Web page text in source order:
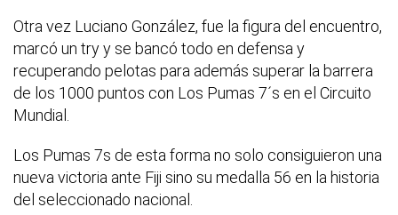
Otra vez Luciano González, fue la figura del encuentro,
marcó un try y se bancó todo en defensa y
recuperando pelotas para además superar la barrera
de los 1000 puntos con Los Pumas 7´s en el Circuito
Mundial.
Los Pumas 7s de esta forma no solo consiguieron una
nueva victoria ante Fiji sino su medalla 56 en la historia
del seleccionado nacional.